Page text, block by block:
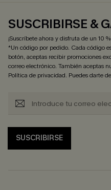
SUSCRIBIRSE &
¡Suscríbete ahora y disfruta de un 10
*Un código por pedido. Cada código
botón, aceptas recibir promociones
correo electrónico. También aceptas
Política de privacidad. Puedes darte
SUSCRIBIRSE